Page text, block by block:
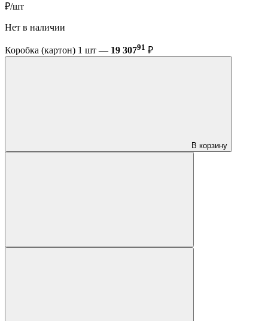
₽/шт
Нет в наличии
Коробка (картон) 1 шт — 19 30791 ₽
В корзину